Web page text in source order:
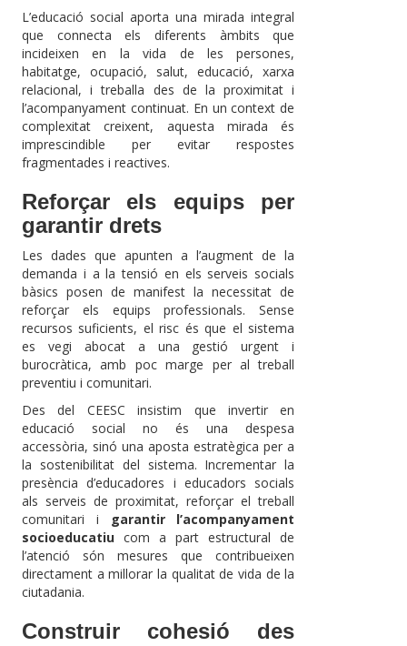
L’educació social aporta una mirada integral
que connecta els diferents àmbits que
incideixen en la vida de les persones,
habitatge, ocupació, salut, educació, xarxa
relacional, i treballa des de la proximitat i
l’acompanyament continuat. En un context de
complexitat creixent, aquesta mirada és
imprescindible per evitar respostes
fragmentades i reactives.
Reforçar els equips per
garantir drets
Les dades que apunten a l’augment de la
demanda i a la tensió en els serveis socials
bàsics posen de manifest la necessitat de
reforçar els equips professionals. Sense
recursos suficients, el risc és que el sistema
es vegi abocat a una gestió urgent i
burocràtica, amb poc marge per al treball
preventiu i comunitari.
Des del CEESC insistim que invertir en
educació social no és una despesa
accessòria, sinó una aposta estratègica per a
la sostenibilitat del sistema. Incrementar la
presència d’educadores i educadors socials
als serveis de proximitat, reforçar el treball
comunitari i
garantir l’acompanyament
socioeducatiucom a part estructural de
l’atenció són mesures que contribueixen
directament a millorar la qualitat de vida de la
ciutadania.
Construir cohesió des